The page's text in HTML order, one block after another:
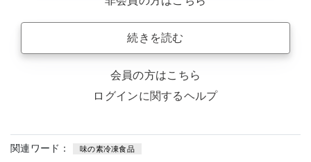
続きを読む
会員の方はこちら
ログインに関するヘルプ
関連ワード： 味の素冷凍食品